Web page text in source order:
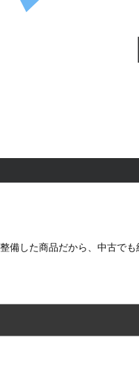
備した商品だから、中古で